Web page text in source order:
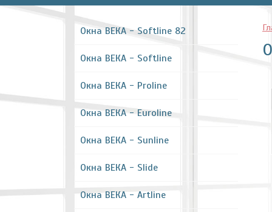
Окна ВЕКА - Softline 82
Окна ВЕКА - Softline
Окна ВЕКА - Proline
Окна ВЕКА - Euroline
Окна ВЕКА - Sunline
Окна ВЕКА - Slide
Окна ВЕКА - Artline